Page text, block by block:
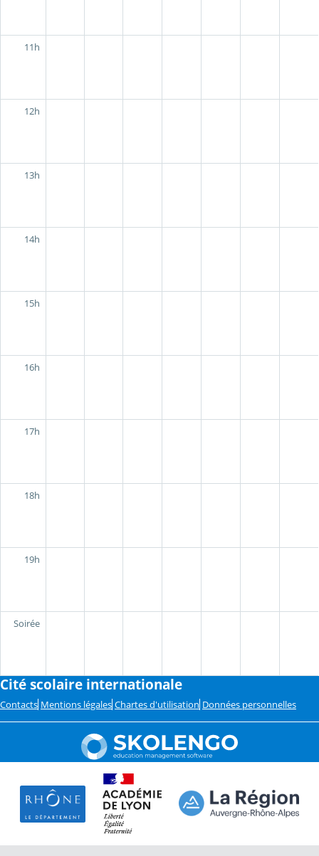
11h
12h
13h
14h
15h
16h
17h
18h
19h
Soirée
Cité scolaire internationale
Contacts Mentions légales Chartes d'utilisation Données personnelles